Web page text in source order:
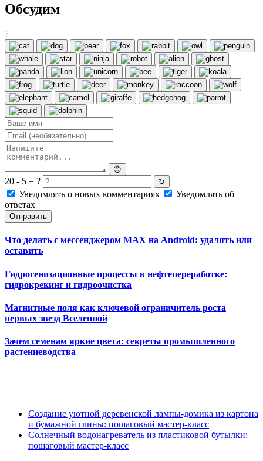
Обсудим
?
😊
20 - 5 = ? ↻
Уведомлять о новых комментариях
Уведомлять об
ответах
Отправить
Что делать с мессенджером MAX на Android: удалять или
оставить
Гидрогенизационные процессы в нефтепереработке:
гидрокрекинг и гидроочистка
Магнитные поля как ключевой ограничитель роста
первых звезд Вселенной
Зачем семенам яркие цвета: секреты промышленного
растениеводства
Создание уютной деревенской лампы-домика из картона
и бумажной глины: пошаговый мастер-класс
Солнечный водонагреватель из пластиковой бутылки:
пошаговый мастер-класс